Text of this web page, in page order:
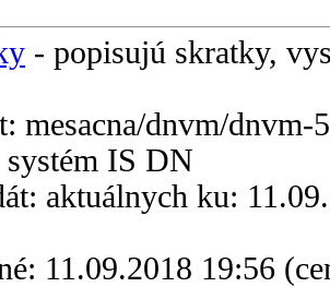
- popisujú skratky,
mesacna/dnvm/dnvm-
IS DN
aktuálnych ku:
11.09.2018 19:56